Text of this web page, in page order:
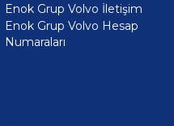
Enok Grup Volvo İletişim
Enok Grup Volvo Hesap
Numaraları